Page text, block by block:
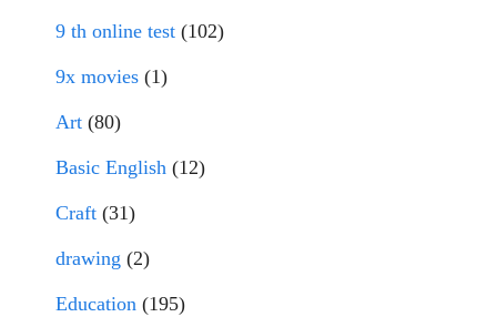
9 th online test (102)
9x movies (1)
Art (80)
Basic English (12)
Craft (31)
drawing (2)
Education (195)